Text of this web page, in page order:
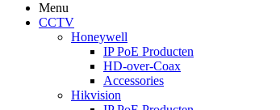
Menu
CCTV
Honeywell
IP PoE Producten
HD-over-Coax
Accessories
Hikvision